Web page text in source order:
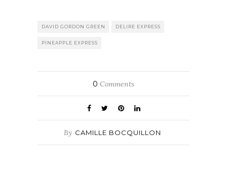
DAVID GORDON GREEN DELIRE EXPRESS
PINEAPPLE EXPRESS
0 Comments
By CAMILLE BOCQUILLON